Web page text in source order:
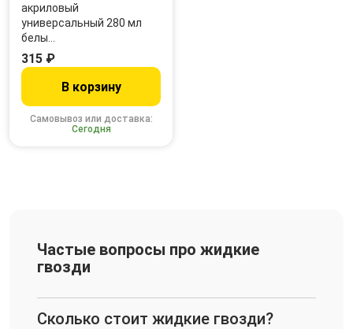
акриловый
универсальный 280 мл
белы…
Самовывоз или доставка:
Сегодня
315 ₽
В корзину
Частые вопросы про жидкие
гвозди
Сколько стоит жидкие гвозди?